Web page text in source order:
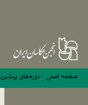
صفحه اصلی دوره‌های پیشین